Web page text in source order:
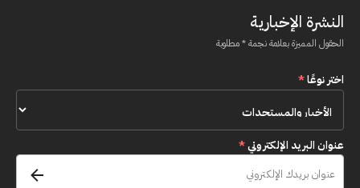
النشرة الإخبارية
الحقول المميزة بعلامة نجمة * مطلوبة
اختر نوعًا*
عنوان البريد الإلكتروني*